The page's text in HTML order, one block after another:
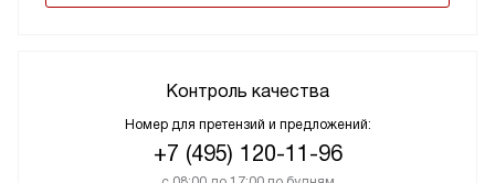
Контроль качества
Номер для претензий и предложений:
+7 (495) 120-11-96